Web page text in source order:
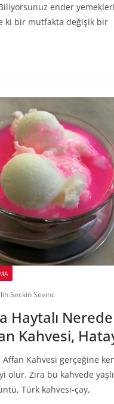
ender
ki bir mutfakta değişik bir
Seckin Sevinc
Haytalı Nerede
Kahvesi,
Affan Kahvesi gerçeğine
olur. Zira bu kahvede
Türk kahvesi-çay,